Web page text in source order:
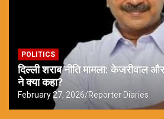
POLITICS
दिल्ली शराब नीति मामला: केजरीवाल
ने क्या कहा?
February 27, 2026 Reporter Diaries